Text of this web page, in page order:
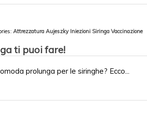
Attrezzatura Aujeszky Iniezioni Siringa Vaccinazione
ti puoi fare!
prolunga per le siringhe? Ecco...